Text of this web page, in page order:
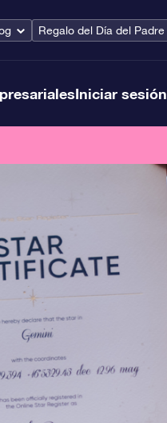
Regalo del Día del Padre
Iniciar sesión